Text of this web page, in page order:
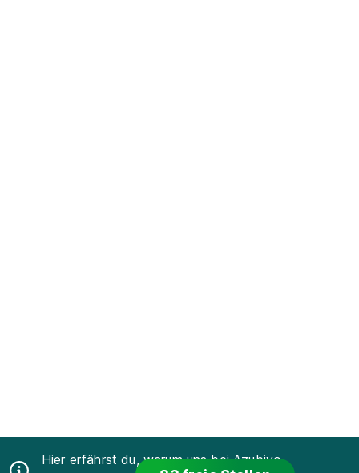
Hier erfährst du, warum uns bei Azubiyo